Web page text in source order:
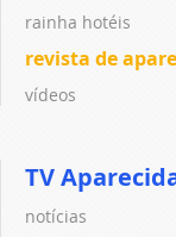
rainha hotéis
revista de
vídeos
TV
notícias